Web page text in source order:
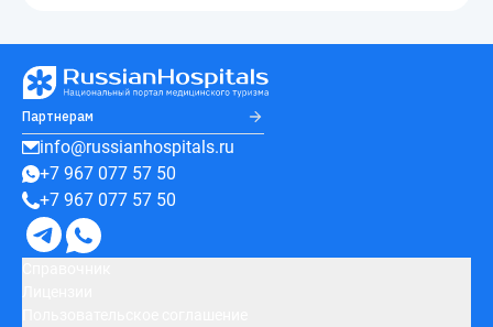
Партнерам
info@russianhospitals.ru
+7 967 077 57 50
+7 967 077 57 50